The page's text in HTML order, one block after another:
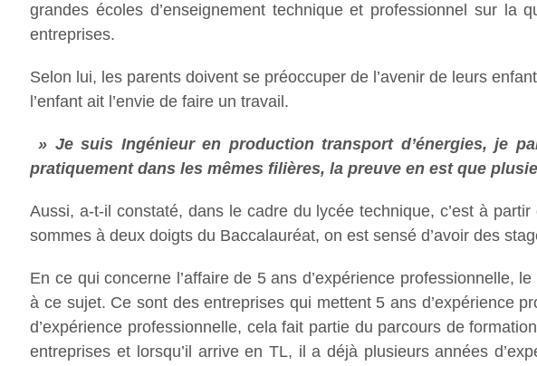
grandes écoles d’enseignement technique et professionnel sur la
entreprises.
Selon lui, les parents doivent se préoccuper de l’avenir de leurs
l’enfant ait l’envie de faire un travail.
» Je suis Ingénieur en production transport d’énergies, je
pratiquement dans les mêmes filières, la preuve en est que
Aussi, a-t-il constaté, dans le cadre du lycée technique, c’est à
sommes à deux doigts du Baccalauréat, on est sensé d’avoir des
En ce qui concerne l’affaire de 5 ans d’expérience professionnelle,
à ce sujet. Ce sont des entreprises qui mettent 5 ans d’expérience
d’expérience professionnelle, cela fait partie du parcours de
entreprises et lorsqu’il arrive en TL, il a déjà plusieurs années